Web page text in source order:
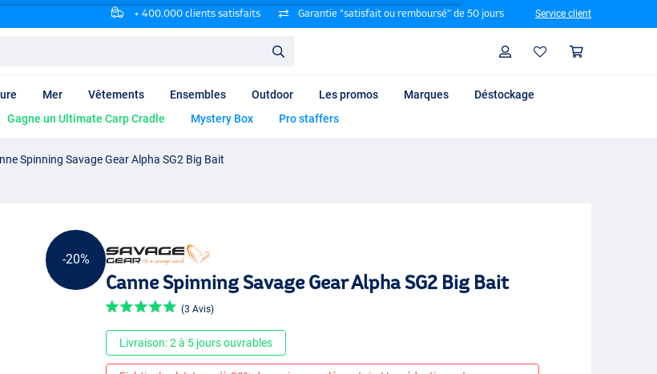
+ 400.000 clients satisfaits Garantie "satisfait ou remboursé" de 50 jours Service client
Profil
Mer Vêtements Ensembles Outdoor Les promos Marques
Déstockage
Gagne un Ultimate Carp Cradle Mystery Box Pro staffers
Spinning Savage Gear Alpha SG2 Big Bait
-20%
Canne Spinning Savage Gear Alpha SG2 Big Bait
(3 Avis)
Livraison: 2 à 5 jours ouvrables